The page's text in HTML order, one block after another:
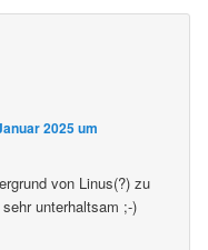
2025 um
von Linus(?) zu
unterhaltsam ;-)